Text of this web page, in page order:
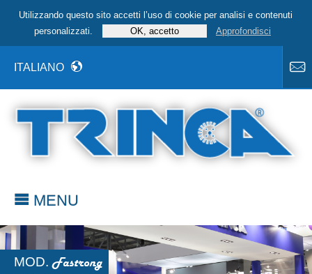
Utilizzando questo sito accetti l’uso di cookie per analisi e contenuti
personalizzati.
Approfondisci
ITALIANO
MENU
MOD.Fastrong